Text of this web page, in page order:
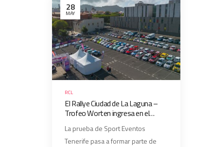
28
MAY
RCL
El Rallye Ciudad de La Laguna –
Trofeo Worten ingresa en el
Trophy
La prueba de Sport Eventos
Tenerife pasa a formar parte de